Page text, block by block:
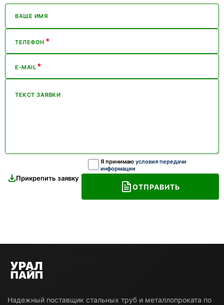
ВАШЕ ИМЯ
ТЕЛЕФОН *
E-MAIL *
ТЕКСТ ЗАЯВКИ
Прикрепить заявку
Я принимаю условия передачи
информации
ОТПРАВИТЬ
Надежный поставщик стальных труб и металлопроката по